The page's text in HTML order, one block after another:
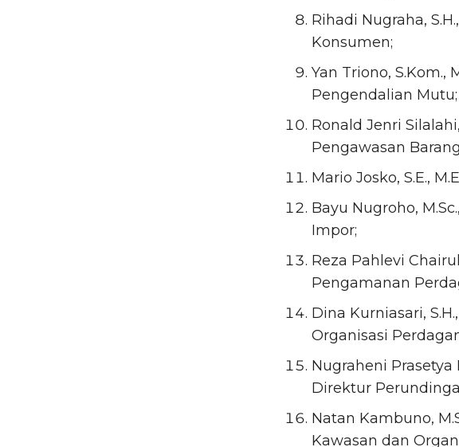
Rihadi Nugraha,
Konsumen;
Yan Triono, S.Kom.,
Pengendalian Mutu;
Ronald Jenri
Pengawasan
Mario Josko, S.E.,
Bayu Nugroho,
Impor;
Reza Pahlevi
Pengamanan
Dina Kurniasari,
Organisasi
Nugraheni Prasetya
Direktur
Natan Kambuno,
Kawasan dan